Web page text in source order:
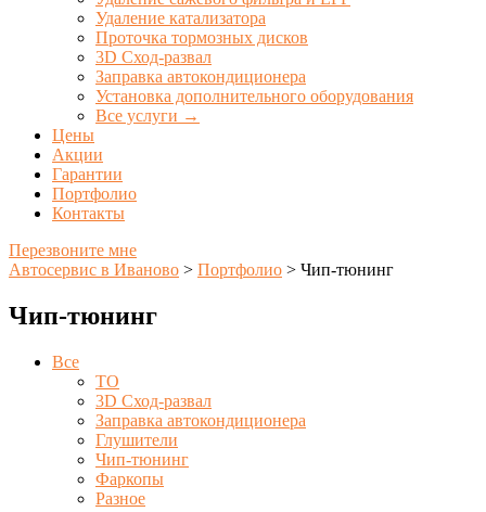
Удаление катализатора
Проточка тормозных дисков
3D Сход-развал
Заправка автокондиционера
Установка дополнительного оборудования
Все услуги →
Цены
Акции
Гарантии
Портфолио
Контакты
Перезвоните мне
Автосервис в Иваново > Портфолио > Чип-тюнинг
Чип-тюнинг
Все
ТО
3D Сход-развал
Заправка автокондиционера
Глушители
Чип-тюнинг
Фаркопы
Разное